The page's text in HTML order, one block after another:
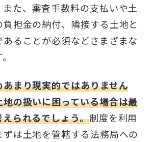
た、審査手数料の支払いや土
担金の納付、隣接する土地と
ることが必須などさまざまな
まり現実的ではありません
の扱いに困っている場合は最
られるでしょう。制度を利用
は土地を管轄する法務局への